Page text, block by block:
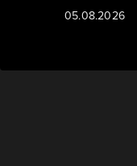
05.08.2026